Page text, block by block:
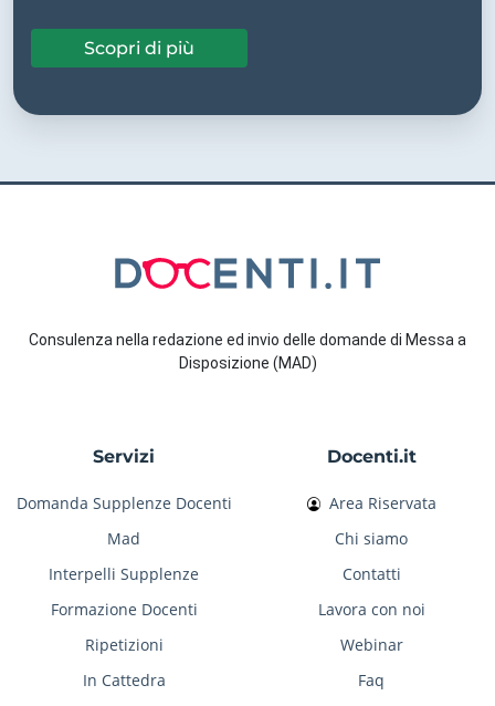
Scopri di più
Consulenza nella redazione ed invio delle domande di Messa a
Disposizione (MAD)
Servizi
Domanda Supplenze Docenti
Mad
Interpelli Supplenze
Formazione Docenti
Ripetizioni
In Cattedra
Docenti.it
Area Riservata
Chi siamo
Contatti
Lavora con noi
Webinar
Faq